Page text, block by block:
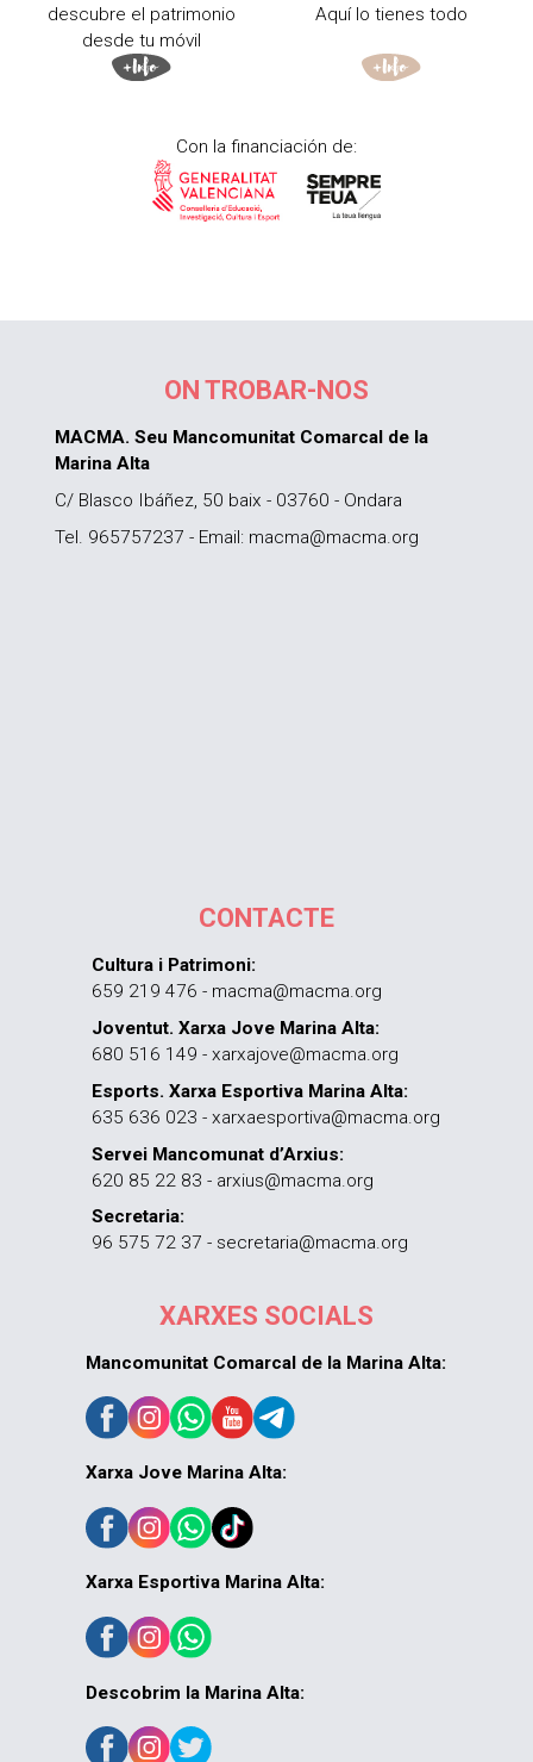
descubre el patrimonio
desde tu móvil
Aquí lo tienes todo
Con la financiación de:
ON TROBAR-NOS
MACMA. Seu Mancomunitat Comarcal de la
Marina Alta
C/ Blasco Ibáñez, 50 baix - 03760 - Ondara
Tel. 965757237 - Email: macma@macma.org
CONTACTE
Cultura i Patrimoni:
659 219 476 - macma@macma.org
Joventut. Xarxa Jove Marina Alta:
680 516 149 - xarxajove@macma.org
Esports. Xarxa Esportiva Marina Alta:
635 636 023 - xarxaesportiva@macma.org
Servei Mancomunat d’Arxius:
620 85 22 83 - arxius@macma.org
Secretaria:
96 575 72 37 - secretaria@macma.org
XARXES SOCIALS
Mancomunitat Comarcal de la Marina Alta:
Xarxa Jove Marina Alta:
Xarxa Esportiva Marina Alta:
Descobrim la Marina Alta: